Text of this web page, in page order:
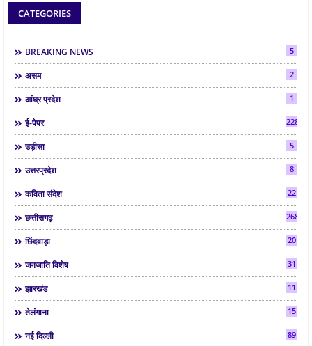
CATEGORIES
BREAKING NEWS 5
असम 2
आंध्र प्रदेश 1
ई-पेपर 2286
उड़ीसा 5
उत्तरप्रदेश 8
कविता संदेश 22
छत्तीसगढ़ 268
छिंदवाड़ा 20
जनजाति विशेष 31
झारखंड 11
तेलंगाना 15
नई दिल्ली 89